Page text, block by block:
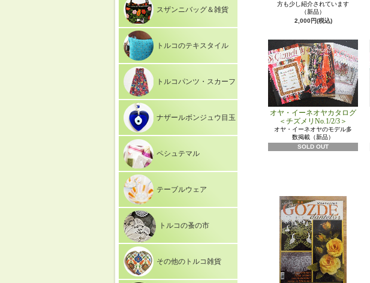
スザンニバッグ＆雑貨
トルコのテキスタイル
トルコパンツ・スカーフ
ナザールボンジュウ目玉
ペシュテマル
テーブルウェア
トルコの蚤の市
その他のトルコ雑貨
方も少し紹介されています
（新品）
2,000円(税込)
オヤ・イーネオヤカタログ
＜チズメリNo.1/2/3＞
オヤ・イーネオヤのモデル多
数掲載（新品）
SOLD OUT